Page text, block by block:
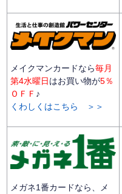
メイクマンカードなら毎月
第4水曜日はお買い物が5％
ＯＦＦ ♪
くわしくはこちら ＞＞
メガネ1番カードなら、メ